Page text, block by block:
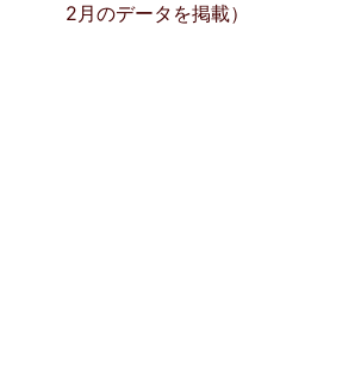
2月のデータを掲載）